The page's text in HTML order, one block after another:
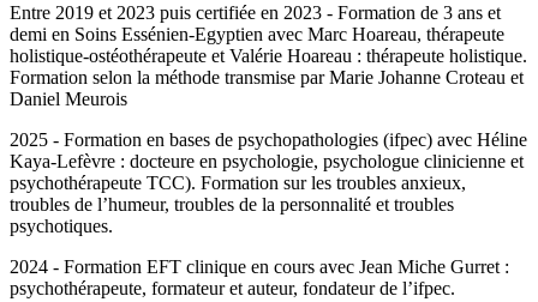
Entre 2019 et 2023 puis certifiée en 2023 - Formation de 3 ans et
demi en Soins Essénien-Egyptien avec Marc Hoareau, thérapeute
holistique-ostéothérapeute et Valérie Hoareau : thérapeute holistique.
Formation selon la méthode transmise par Marie Johanne Croteau et
Daniel Meurois
2025 - Formation en bases de psychopathologies (ifpec) avec Héline
Kaya-Lefèvre : docteure en psychologie, psychologue clinicienne et
psychothérapeute TCC). Formation sur les troubles anxieux,
troubles de l’humeur, troubles de la personnalité et troubles
psychotiques.
2024 - Formation EFT clinique en cours avec Jean Miche Gurret :
psychothérapeute, formateur et auteur, fondateur de l’ifpec.